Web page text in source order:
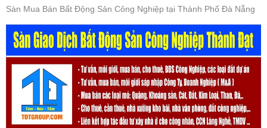
Sàn Mua Bán Bất Động Sản Công Nghiệp tại Thành Phố Đà Nẵng